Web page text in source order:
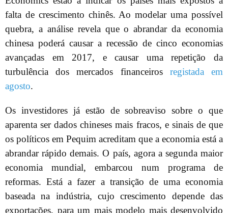
falta de crescimento chinês. Ao modelar uma possível
quebra, a análise revela que o abrandar da economia
chinesa poderá causar a recessão de cinco economias
avançadas em 2017, e causar uma repetição da
turbulência dos mercados financeiros registada em
agosto.
Os investidores já estão de sobreaviso sobre o que
aparenta ser dados chineses mais fracos, e sinais de que
os políticos em Pequim acreditam que a economia está a
abrandar rápido demais. O país, agora a segunda maior
economia mundial, embarcou num programa de
reformas. Está a fazer a transição de uma economia
baseada na indústria, cujo crescimento depende das
exportações, para um mais modelo mais desenvolvido